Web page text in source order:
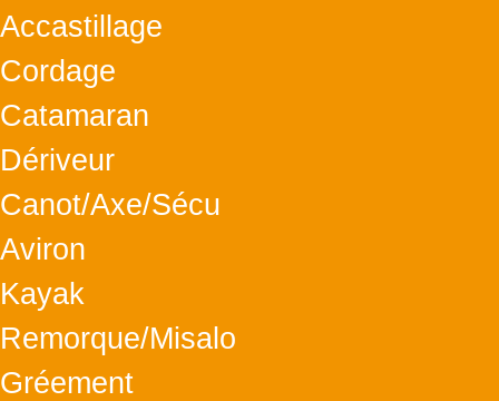
Accastillage
Cordage
Catamaran
Dériveur
Canot/Axe/Sécu
Aviron
Kayak
Remorque/Misalo
Gréement